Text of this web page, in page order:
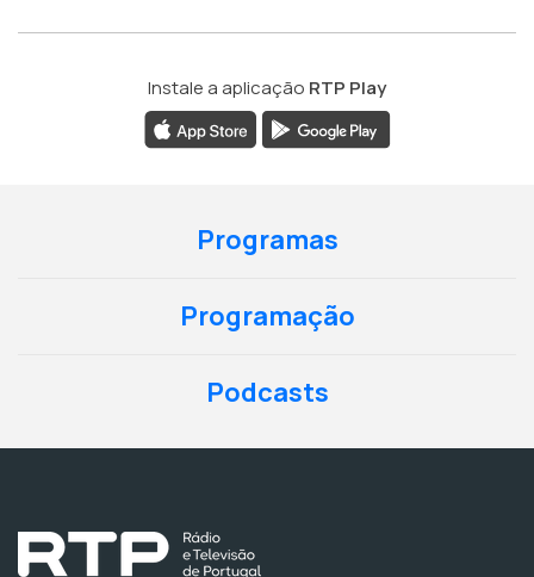
Instale a aplicação RTP Play
Programas
Programação
Podcasts